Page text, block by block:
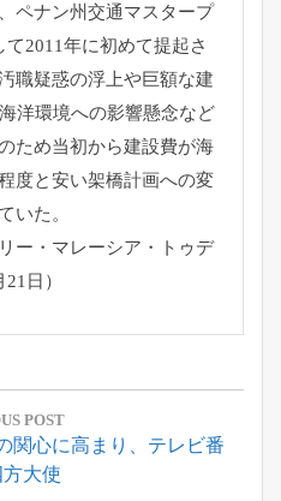
ペナン州交通マスタープ
て2011年に初めて提起さ
職疑惑の浮上や巨額な建
海洋環境への影響懸念など
ため当初から建設費が海
度と安い架橋計画への変
いた。
ー・マレーシア・トゥデ
日）
POST
関心に高まり、テレビ番
大使